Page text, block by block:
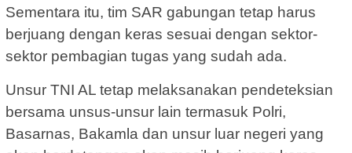
Sementara itu, tim SAR gabungan tetap harus
berjuang dengan keras sesuai dengan sektor-
sektor pembagian tugas yang sudah ada.
Unsur TNI AL tetap melaksanakan pendeteksian
bersama unsus-unsur lain termasuk Polri,
Basarnas, Bakamla dan unsur luar negeri yang